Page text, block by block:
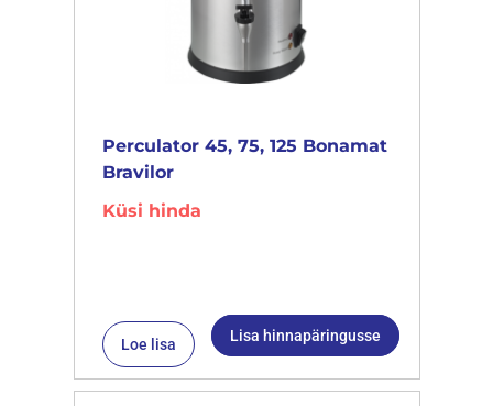
Perculator 45, 75, 125 Bonamat
Bravilor
Küsi hinda
Loe lisa Lisa hinnapäringusse